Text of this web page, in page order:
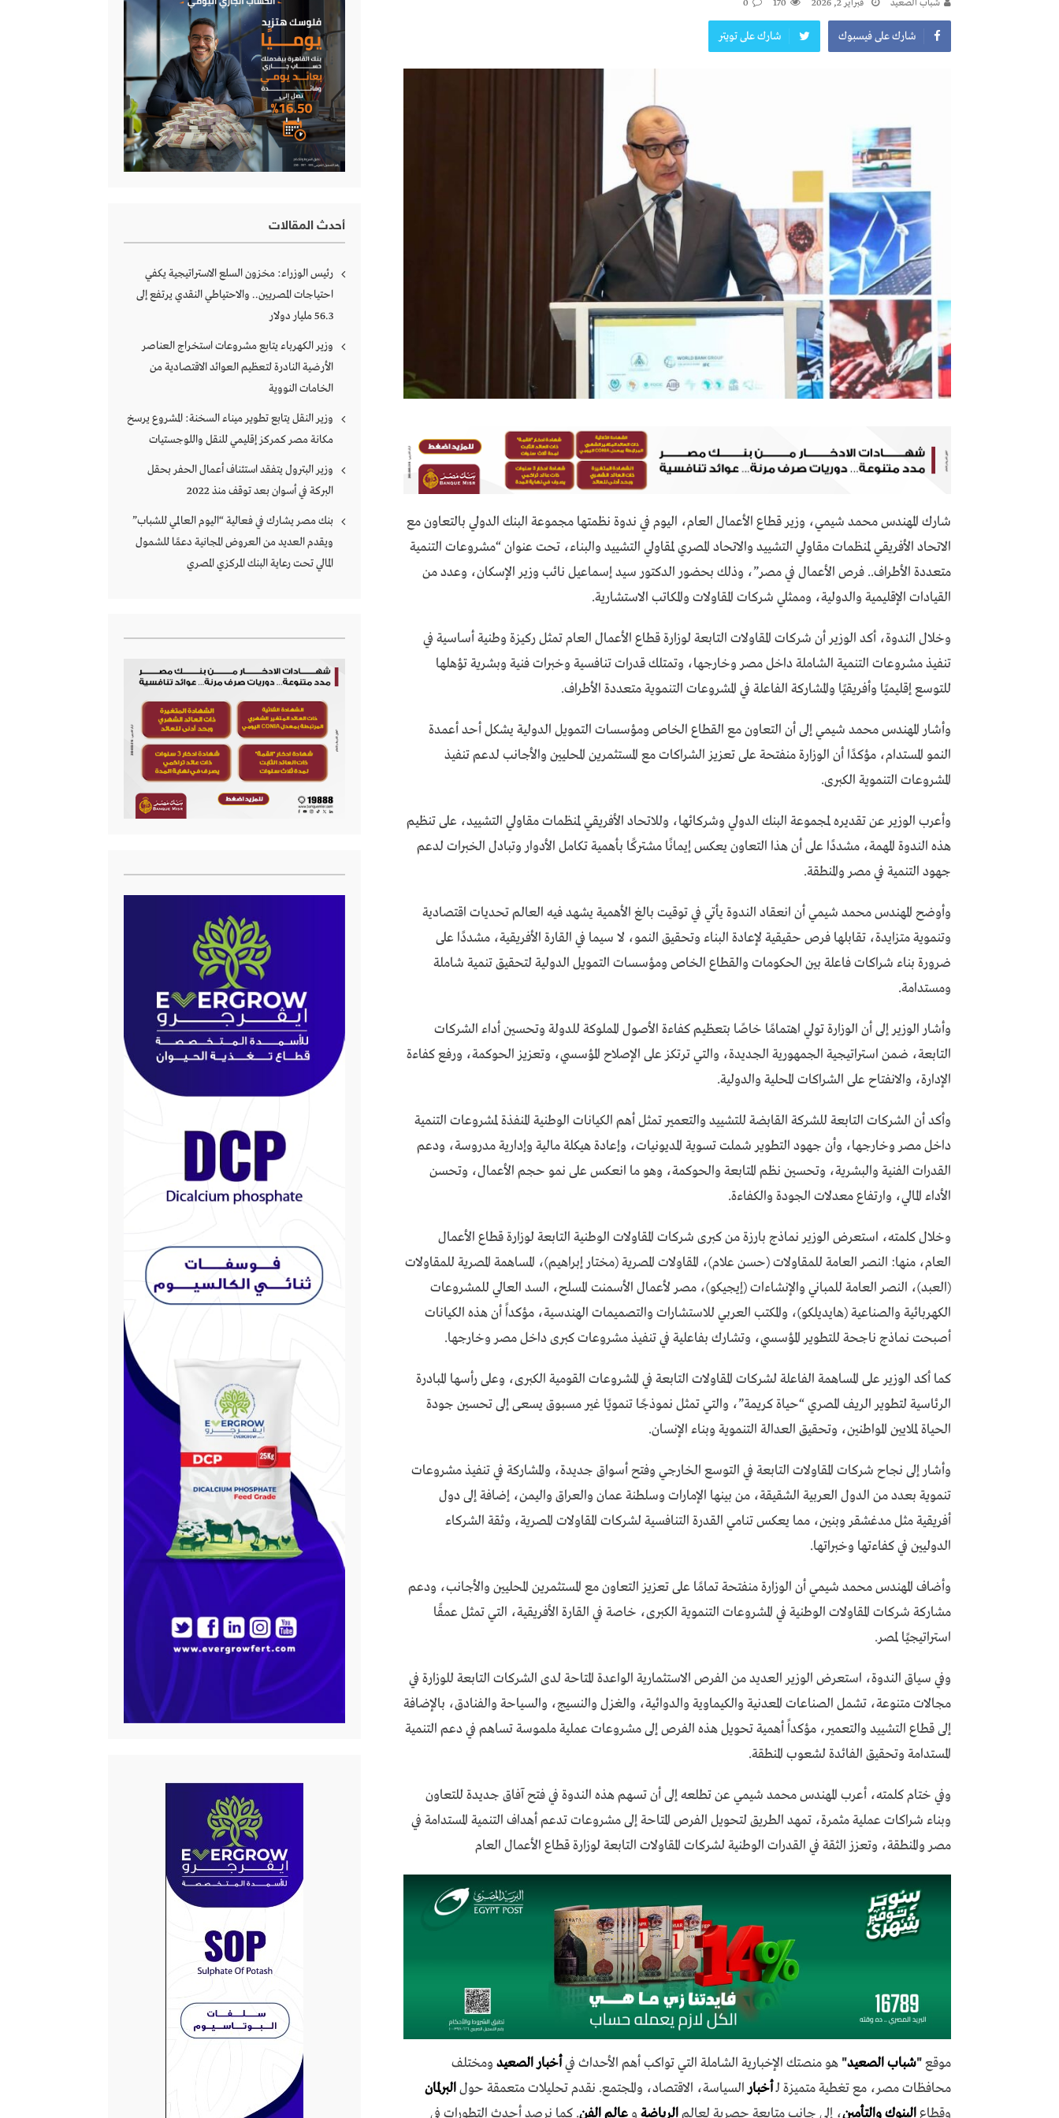
شباب الصعيد فبراير 2, 2026 170
0
شارك على فيسبوك شارك على تويتر
شارك المهندس محمد شيمي، وزير قطاع الأعمال العام، اليوم في ندوة نظمتها مجموعة البنك الدولي بالتعاون مع
الاتحاد الأفريقي لمنظمات مقاولي التشييد والاتحاد المصري لمقاولي التشييد والبناء، تحت عنوان “مشروعات التنمية
متعددة الأطراف.. فرص الأعمال في مصر”، وذلك بحضور الدكتور سيد إسماعيل نائب وزير الإسكان، وعدد من
القيادات الإقليمية والدولية، وممثلي شركات المقاولات والمكاتب الاستشارية.
وخلال الندوة، أكد الوزير أن شركات المقاولات التابعة لوزارة قطاع الأعمال العام تمثل ركيزة وطنية أساسية في
تنفيذ مشروعات التنمية الشاملة داخل مصر وخارجها، وتمتلك قدرات تنافسية وخبرات فنية وبشرية تؤهلها
للتوسع إقليميًا وأفريقيًا والمشاركة الفاعلة في المشروعات التنموية متعددة الأطراف.
وأشار المهندس محمد شيمي إلى أن التعاون مع القطاع الخاص ومؤسسات التمويل الدولية يشكل أحد أعمدة
النمو المستدام، مؤكدًا أن الوزارة منفتحة على تعزيز الشراكات مع المستثمرين المحليين والأجانب لدعم تنفيذ
المشروعات التنموية الكبرى.
وأعرب الوزير عن تقديره لمجموعة البنك الدولي وشركائها، وللاتحاد الأفريقي لمنظمات مقاولي التشييد، على تنظيم
هذه الندوة المهمة، مشددًا على أن هذا التعاون يعكس إيمانًا مشتركًا بأهمية تكامل الأدوار وتبادل الخبرات لدعم
جهود التنمية في مصر والمنطقة.
وأوضح المهندس محمد شيمي أن انعقاد الندوة يأتي في توقيت بالغ الأهمية يشهد فيه العالم تحديات اقتصادية
وتنموية متزايدة، تقابلها فرص حقيقية لإعادة البناء وتحقيق النمو، لا سيما في القارة الأفريقية، مشددًا على
ضرورة بناء شراكات فاعلة بين الحكومات والقطاع الخاص ومؤسسات التمويل الدولية لتحقيق تنمية شاملة
ومستدامة.
وأشار الوزير إلى أن الوزارة تولي اهتمامًا خاصًا بـتعظيم كفاءة الأصول المملوكة للدولة وتحسين أداء الشركات
التابعة، ضمن استراتيجية الجمهورية الجديدة، والتي ترتكز على الإصلاح المؤسسي، وتعزيز الحوكمة، ورفع كفاءة
الإدارة، والانفتاح على الشراكات المحلية والدولية.
وأكد أن الشركات التابعة للشركة القابضة للتشييد والتعمير تمثل أهم الكيانات الوطنية المنفذة لمشروعات التنمية
داخل مصر وخارجها، وأن جهود التطوير شملت تسوية المديونيات، وإعادة هيكلة مالية وإدارية مدروسة، ودعم
القدرات الفنية والبشرية، وتحسين نظم المتابعة والحوكمة، وهو ما انعكس على نمو حجم الأعمال، وتحسن
الأداء المالي، وارتفاع معدلات الجودة والكفاءة.
وخلال كلمته، استعرض الوزير نماذج بارزة من كبرى شركات المقاولات الوطنية التابعة لوزارة قطاع الأعمال
العام، منها: النصر العامة للمقاولات (حسن علام)، المقاولات المصرية (مختار إبراهيم)، المساهمة المصرية للمقاولات
(العبد)، النصر العامة للمباني والإنشاءات (إيجيكو)، مصر لأعمال الأسمنت المسلح، السد العالي للمشروعات
الكهربائية والصناعية (هايديلكو)، والمكتب العربي للاستشارات والتصميمات الهندسية، مؤكداً أن هذه الكيانات
أصبحت نماذج ناجحة للتطوير المؤسسي، وتشارك بفاعلية في تنفيذ مشروعات كبرى داخل مصر وخارجها.
كما أكد الوزير على المساهمة الفاعلة لشركات المقاولات التابعة في المشروعات القومية الكبرى، وعلى رأسها المبادرة
الرئاسية لتطوير الريف المصري “حياة كريمة”، والتي تمثل نموذجًا تنمويًا غير مسبوق يسعى إلى تحسين جودة
الحياة لملايين المواطنين، وتحقيق العدالة التنموية وبناء الإنسان.
وأشار إلى نجاح شركات المقاولات التابعة في التوسع الخارجي وفتح أسواق جديدة، والمشاركة في تنفيذ مشروعات
تنموية بعدد من الدول العربية الشقيقة، من بينها الإمارات وسلطنة عمان والعراق واليمن، إضافة إلى دول
أفريقية مثل مدغشقر وبنين، مما يعكس تنامي القدرة التنافسية لشركات المقاولات المصرية، وثقة الشركاء
الدوليين في كفاءتها وخبراتها.
وأضاف المهندس محمد شيمي أن الوزارة منفتحة تمامًا على تعزيز التعاون مع المستثمرين المحليين والأجانب، ودعم
مشاركة شركات المقاولات الوطنية في المشروعات التنموية الكبرى، خاصة في القارة الأفريقية، التي تمثل عمقًا
استراتيجيًا لمصر.
وفي سياق الندوة، استعرض الوزير العديد من الفرص الاستثمارية الواعدة المتاحة لدى الشركات التابعة للوزارة في
مجالات متنوعة، تشمل الصناعات المعدنية والكيماوية والدوائية، والغزل والنسيج، والسياحة والفنادق، بالإضافة
إلى قطاع التشييد والتعمير، مؤكداً أهمية تحويل هذه الفرص إلى مشروعات عملية ملموسة تساهم في دعم التنمية
المستدامة وتحقيق الفائدة لشعوب المنطقة.
وفي ختام كلمته، أعرب المهندس محمد شيمي عن تطلعه إلى أن تسهم هذه الندوة في فتح آفاق جديدة للتعاون
وبناء شراكات عملية مثمرة، تمهد الطريق لتحويل الفرص المتاحة إلى مشروعات تدعم أهداف التنمية المستدامة في
مصر والمنطقة، وتعزز الثقة في القدرات الوطنية لشركات المقاولات التابعة لوزارة قطاع الأعمال العام
موقع"شباب الصعيد" هو منصتك الإخبارية الشاملة التي تواكب أهم الأحداث فيأخبار الصعيد ومختلف
محافظات مصر، مع تغطية متميزة لـأخبارالسياسة، الاقتصاد، والمجتمع. نقدم تحليلات متعمقة حولالبرلمان
وقطاعالبنوك والتأمين، إلى جانب متابعة حصرية لعالمالرياضة و عالم الفن. كما نرصد أحدث التطورات في
أحدث المقالات
رئيس الوزراء: مخزون السلع الاستراتيجية يكفي
احتياجات المصريين.. والاحتياطي النقدي يرتفع إلى
56.3 مليار دولار
وزير الكهرباء يتابع مشروعات استخراج العناصر
الأرضية النادرة لتعظيم العوائد الاقتصادية من
الخامات النووية
وزير النقل يتابع تطوير ميناء السخنة: المشروع يرسخ
مكانة مصر كمركز إقليمي للنقل واللوجستيات
وزير البترول يتفقد استئناف أعمال الحفر بحقل
البركة في أسوان بعد توقف منذ 2022
بنك مصر يشارك في فعالية “اليوم العالمي للشباب”
ويقدم العديد من العروض المجانية دعمًا للشمول
المالي تحت رعاية البنك المركزي المصري